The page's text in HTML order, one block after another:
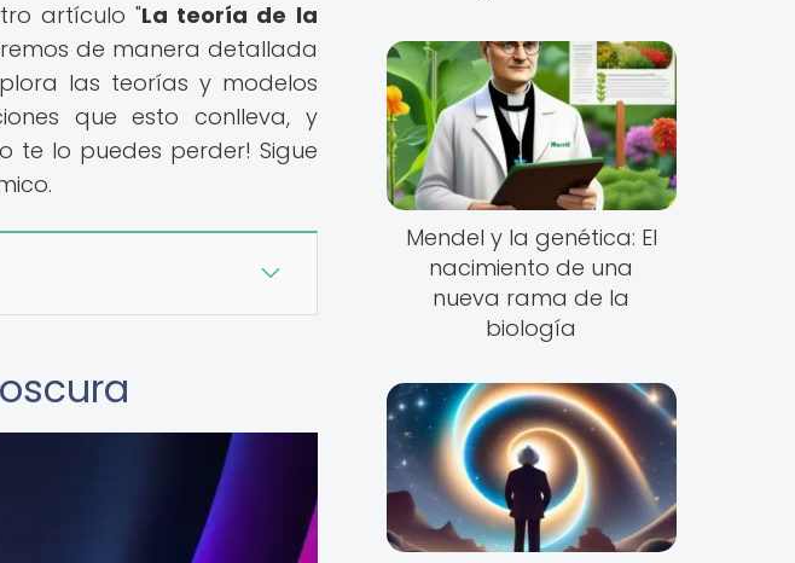
artículo "La teoría de la
de manera detallada
las teorías y modelos
que esto conlleva, y
te lo puedes perder! Sigue
Mendel y la genética: El
nacimiento de una
nueva rama de la
biología